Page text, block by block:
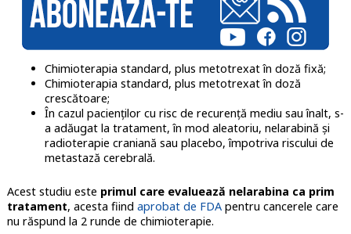
Chimioterapia standard, plus metotrexat în doză fixă;
Chimioterapia standard, plus metotrexat în doză
crescătoare;
În cazul pacienților cu risc de recurență mediu sau înalt, s-
a adăugat la tratament, în mod aleatoriu, nelarabină și
radioterapie craniană sau placebo, împotriva riscului de
metastază cerebrală.
Acest studiu este primul care evaluează nelarabina ca prim
tratament, acesta fiind aprobat de FDApentru cancerele care
nu răspund la 2 runde de chimioterapie.